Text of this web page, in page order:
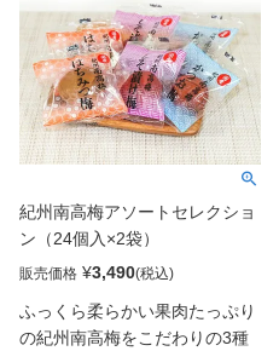
紀州南高梅アソートセレクショ
ン（24個入×2袋）
販売価格 ¥3,490
ふっくら柔らかい果肉たっぷり
の紀州南高梅をこだわりの3種